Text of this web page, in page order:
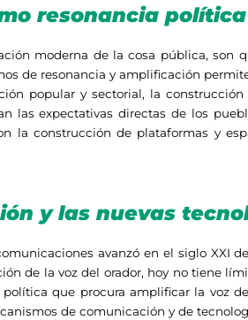
resonancia
moderna de la cosa pública,
de resonancia y amplificación
popular y sectorial, la
las expectativas directas de los
la construcción de plataformas y
y las nuevas
avanzó en el siglo XXI
de la voz del orador, hoy no tiene
que procura amplificar la voz
de comunicación y de